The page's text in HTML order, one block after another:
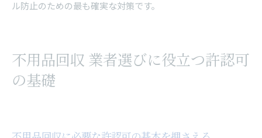
ル防止のための最も確実な対策です。
不用品回収 業者選びに役立つ許認可
の基礎